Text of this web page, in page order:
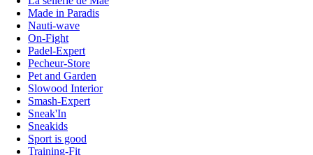
Made in Paradis
Nauti-wave
On-Fight
Padel-Expert
Pecheur-Store
Pet and Garden
Slowood Interior
Smash-Expert
Sneak'In
Sneakids
Sport is good
Training-Fit